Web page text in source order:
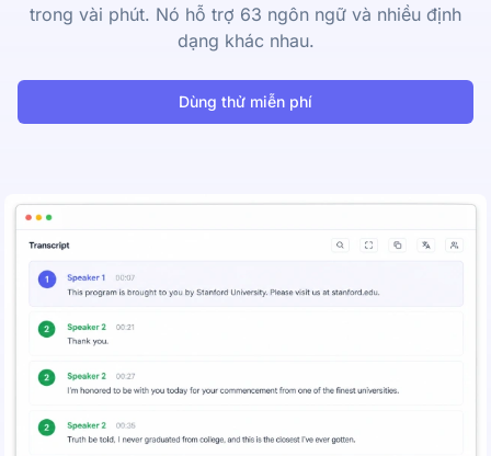
trong vài phút. Nó hỗ trợ 63 ngôn ngữ và nhiều định
dạng khác nhau.
Dùng thử miễn phí